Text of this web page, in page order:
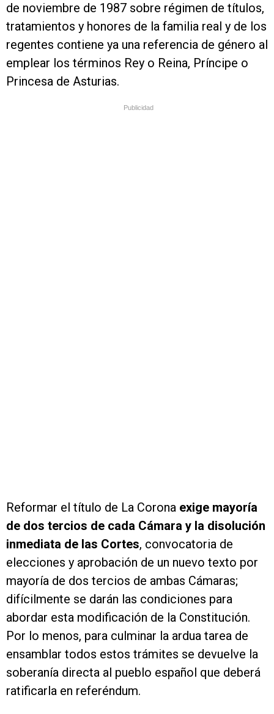
de noviembre de 1987 sobre régimen de títulos,
tratamientos y honores de la familia real y de los
regentes contiene ya una referencia de género al
emplear los términos Rey o Reina, Príncipe o
Princesa de Asturias.
Publicidad
Reformar el título de La Corona exige mayoría
de dos tercios de cada Cámara y la disolución
inmediata de las Cortes, convocatoria de
elecciones y aprobación de un nuevo texto por
mayoría de dos tercios de ambas Cámaras;
difícilmente se darán las condiciones para
abordar esta modificación de la Constitución.
Por lo menos, para culminar la ardua tarea de
ensamblar todos estos trámites se devuelve la
soberanía directa al pueblo español que deberá
ratificarla en referéndum.